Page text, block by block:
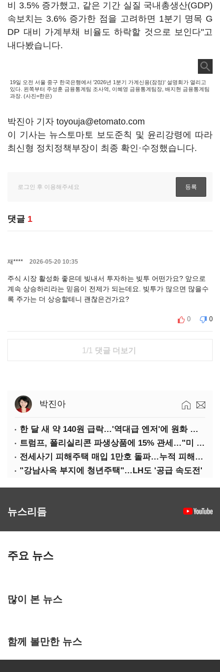
비 3.5% 증가했고, 같은 기간 실질 국내총생산(GDP)
속보치는 3.6% 증가한 점을 고려하면 1분기 명목 G
DP 대비 가계부채 비율도 하락할 것으로 보인다"고
내다봤습니다.
19일 오전 서울 중구 한국은행에서 '2026년 1분기 가계신용(잠정)' 설명회가 열리고
있다. 왼쪽부터 주성훈 금융통계팀 조사역, 이혜영 금융통계팀장, 배지현 금융통계팀
과장. (사진=한은)
박진아 기자 toyouja@etomato.com
이 기사는 뉴스토마토 보도준칙 및 윤리강령에 따라
최신형 정치정책부장이 최종 확인·수정했습니다.
댓글 1
재**** 2026-05-20 10:35
주식 시장 활성화 좋은데 빚내서 투자하는 빚투 어떤가요? 앞으로
계속 상승하리라는 믿음이 전제가 되는데요. 빚투가 많으면 많을수
록 주가는 더 상승할테니 괜찮은건가요?
0 0
1/1 댓글 더보기
박진아
한 달 새 약 140원 급락…'역대급 엔저'에 원화 변곡점
트럼프, 폴리실리콘 파생상품에 15% 관세…"미 산업 재건"
전세사기 피해주택 매입 1만호 돌파…누적 피해자 4만278명
"강남사옥 부지에 청년주택"…LH도 '공급 속도전'
뉴스리듬
주요 뉴스
많이 본 뉴스
함께 볼만한 뉴스